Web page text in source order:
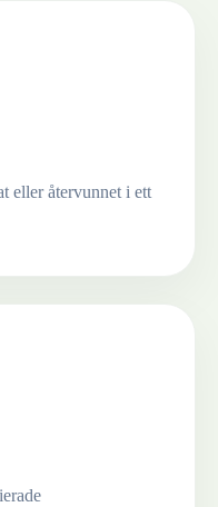
eller återvunnet i ett